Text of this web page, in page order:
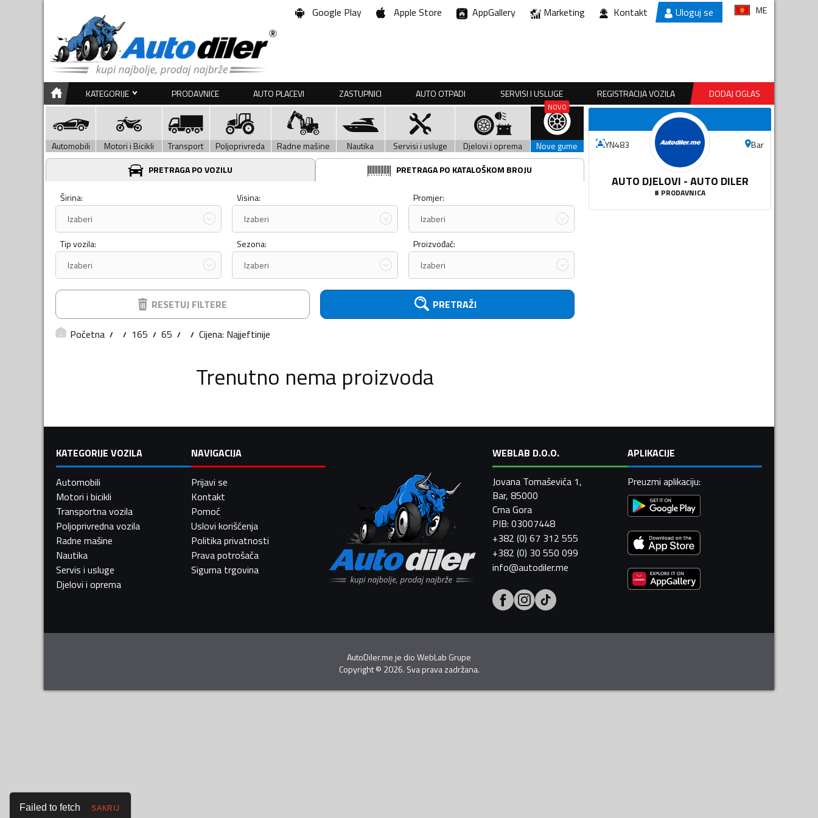
Google Play Apple Store AppGallery Marketing Kontakt Uloguj se ME
KATEGORIJE PRODAVNICE AUTO PLACEVI ZASTUPNICI AUTO OTPADI SERVISI I USLUGE REGISTRACIJA VOZILA DODAJ OGLAS
Automobili Motori i Bicikli Transport Poljoprivreda Radne mašine Nautika Servisi i usluge Djelovi i oprema
Nove gume
PRETRAGA PO VOZILU
PRETRAGA PO KATALOŠKOM BROJU
Širina:
Izaberi
Visina:
Izaberi
Promjer:
Izaberi
Tip vozila:
Izaberi
Sezona:
Izaberi
Proizvođač:
Izaberi
RESETUJ FILTERE PRETRAŽI
Početna 165 65 Cijena: Najjeftinije
Trenutno nema proizvoda
Failed to fetch SAKRIJ
YN483 Bar
AUTO DJELOVI - AUTO DILER
# PRODAVNICA
KATEGORIJE VOZILA
Automobili
Motori i bicikli
Transportna vozila
Poljoprivredna vozila
Radne mašine
Nautika
Servis i usluge
Djelovi i oprema
NAVIGACIJA
Prijavi se
Kontakt
Pomoć
Uslovi korišćenja
Politika privatnosti
Prava potrošača
Sigurna trgovina
WEBLAB D.O.O.
Jovana Tomaševića 1,
Bar, 85000
Crna Gora
PIB: 03007448
+382 (0) 67 312 555
+382 (0) 30 550 099
info@autodiler.me
APLIKACIJE
Preuzmi aplikaciju:
AutoDiler.me je dioWebLab Grupe
Copyright© 2026. Sva prava zadržana.